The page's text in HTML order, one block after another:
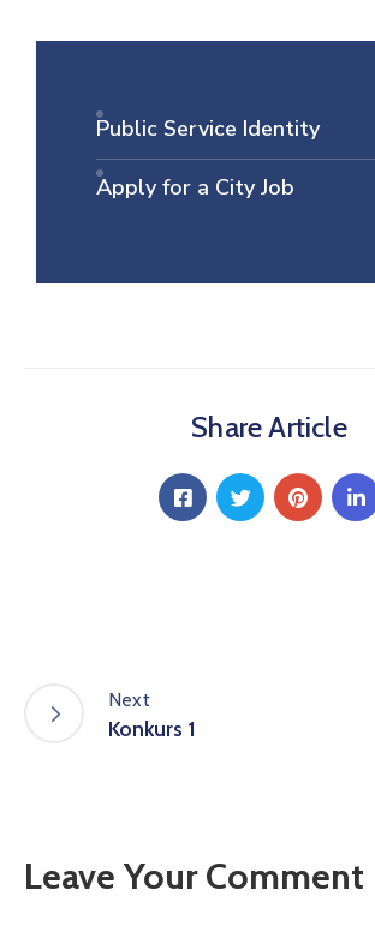
Public Service Identity
Apply for a City Job
Share Article
Next
Konkurs 1
Leave Your Comment